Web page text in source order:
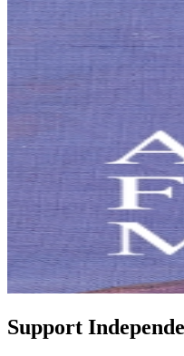
Support